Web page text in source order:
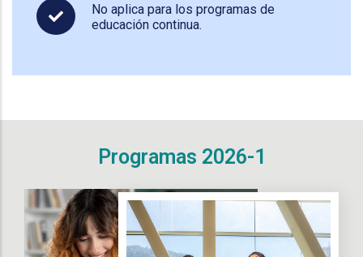
No aplica para los programas de
educación continua.
Programas 2026-1